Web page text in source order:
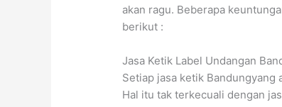
akan ragu. Beberapa
berikut :
Jasa Ketik Label Undangan
Setiap jasa ketik Bandungyang
Hal itu tak terkecuali dengan